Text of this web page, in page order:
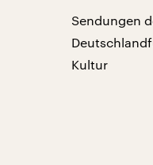
Sendungen
Kultur